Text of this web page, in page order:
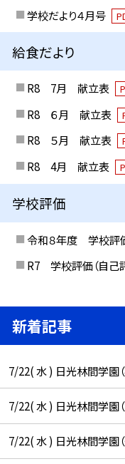
学校だより４月号
給食だより
R8 7月 献立表
R8 ６月 献立表
R8 ５月 献立表
R8 4月 献立表
学校評価
令和８年度 学校評
R7 学校評価（自己
新着記事
7/22( 水 ) 日光林間学園（
7/22( 水 ) 日光林間学園（
7/22( 水 ) 日光林間学園（